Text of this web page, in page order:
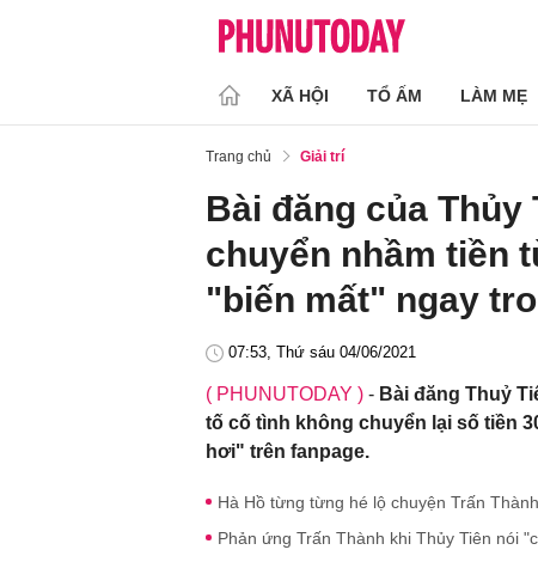
XÃ HỘI TỔ ẤM LÀM MẸ
Trang chủ Giải trí
Bài đăng của Thủy
chuyển nhầm tiền
"biến mất" ngay
07:53, Thứ sáu 04/06/2021
( PHUNUTODAY ) - Bài đăng Thuỷ
tố cố tình không chuyển lại số tiền
hơi" trên fanpage.
Hà Hồ từng từng hé lộ chuyện Trấn
Phản ứng Trấn Thành khi Thủy Tiên nói